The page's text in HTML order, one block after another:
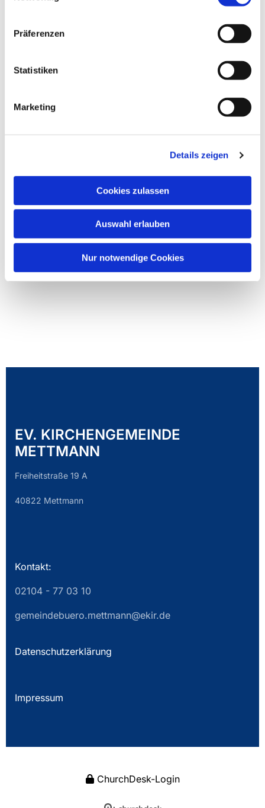
Präferenzen
Statistiken
Marketing
Details zeigen
Cookies zulassen
Auswahl erlauben
Nur notwendige Cookies
Dies könnte Sie auch
EV. KIRCHENGEMEINDE
METTMANN
Freiheitstraße 19 A
40822 Mettmann
Kontakt:
02104 - 77 03 10
gemeindebuero.mettmann@ekir.de
Datenschutzerklärung
Impressum
ChurchDesk-Login